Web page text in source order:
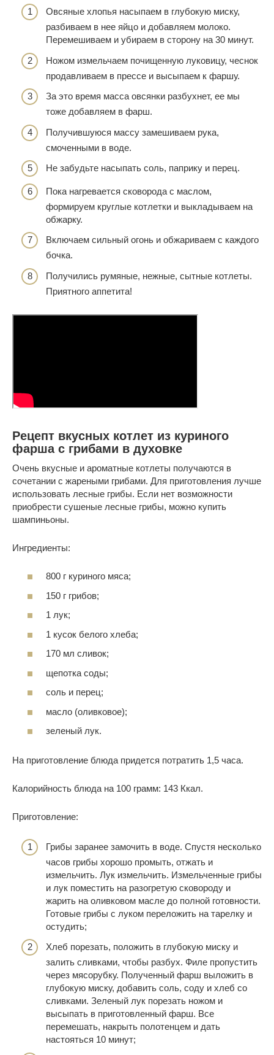
Овсяные хлопья насыпаем в глубокую миску,
разбиваем в нее яйцо и добавляем молоко.
Перемешиваем и убираем в сторону на 30 минут.
Ножом измельчаем почищенную луковицу, чеснок
продавливаем в прессе и высыпаем к фаршу.
За это время масса овсянки разбухнет, ее мы
тоже добавляем в фарш.
Получившуюся массу замешиваем рука,
смоченными в воде.
Не забудьте насыпать соль, паприку и перец.
Пока нагревается сковорода с маслом,
формируем круглые котлетки и выкладываем на
обжарку.
Включаем сильный огонь и обжариваем с каждого
бочка.
Получились румяные, нежные, сытные котлеты.
Приятного аппетита!
Рецепт вкусных котлет из куриного
фарша с грибами в духовке
Очень вкусные и ароматные котлеты получаются в
сочетании с жареными грибами. Для приготовления лучше
использовать лесные грибы. Если нет возможности
приобрести сушеные лесные грибы, можно купить
шампиньоны.
Ингредиенты:
800 г куриного мяса;
150 г грибов;
1 лук;
1 кусок белого хлеба;
170 мл сливок;
щепотка соды;
соль и перец;
масло (оливковое);
зеленый лук.
На приготовление блюда придется потратить 1,5 часа.
Калорийность блюда на 100 грамм: 143 Ккал.
Приготовление:
Грибы заранее замочить в воде. Спустя несколько
часов грибы хорошо промыть, отжать и
измельчить. Лук измельчить. Измельченные грибы
и лук поместить на разогретую сковороду и
жарить на оливковом масле до полной готовности.
Готовые грибы с луком переложить на тарелку и
остудить;
Хлеб порезать, положить в глубокую миску и
залить сливками, чтобы разбух. Филе пропустить
через мясорубку. Полученный фарш выложить в
глубокую миску, добавить соль, соду и хлеб со
сливками. Зеленый лук порезать ножом и
высыпать в приготовленный фарш. Все
перемешать, накрыть полотенцем и дать
настояться 10 минут;